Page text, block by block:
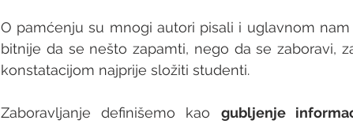
O pamćenju su mnogi autori pisali i uglavnom
bitnije da se nešto zapamti, nego da se zaboravi,
konstatacijom najprije složiti studenti.
Zaboravljanje definišemo kao gubljenje